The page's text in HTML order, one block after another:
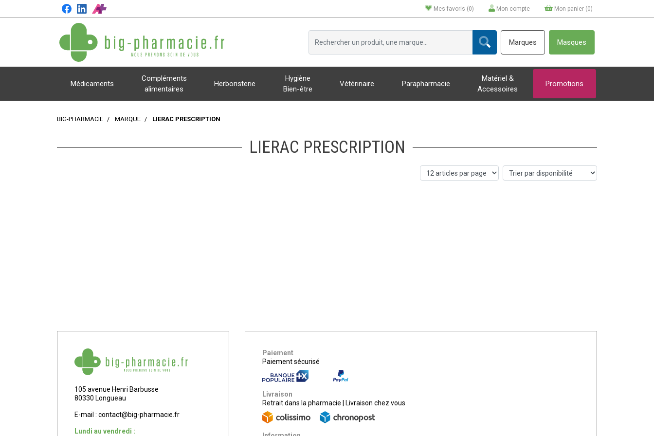
Mes favoris (0) Mon compte Mon panier (0)
Marques Masques
Médicaments
Compléments
alimentaires
Herboristerie
Hygiène
Bien-être
Vétérinaire Parapharmacie
Matériel &
Accessoires
Promotions
BIG-PHARMACIE MARQUE LIERAC PRESCRIPTION
LIERAC PRESCRIPTION
105 avenue Henri Barbusse
80330 Longueau
E-mail : contact@big-pharmacie.fr
Lundi au vendredi :
Paiement
Paiement sécurisé
Livraison
Retrait dans la pharmacie
Livraison chez vous